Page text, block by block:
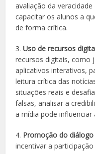
avaliação da
capacitar os alunos a
de forma crítica.
3.Uso de recursos
recursos digitais, como
aplicativos interativos,
leitura crítica das
situações reais e
falsas, analisar a
a mídia pode influenciar
4. Promoção do
incentivar a